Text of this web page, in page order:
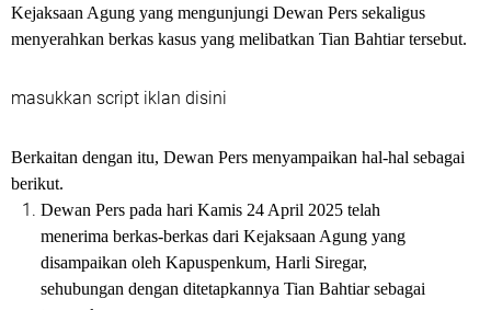
Kejaksaan Agung yang mengunjungi Dewan Pers sekaligus
menyerahkan berkas kasus yang melibatkan Tian Bahtiar tersebut.
masukkan script iklan disini
Berkaitan dengan itu, Dewan Pers menyampaikan hal-hal sebagai
berikut.
Dewan Pers pada hari Kamis 24 April 2025 telah
menerima berkas-berkas dari Kejaksaan Agung yang
disampaikan oleh Kapuspenkum, Harli Siregar,
sehubungan dengan ditetapkannya Tian Bahtiar sebagai